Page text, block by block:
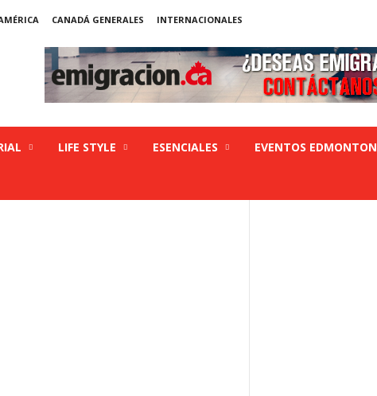
CANADÁ GENERALES
INTERNACIONALES
LIFE STYLE ESENCIALES EVENTOS EDMONTON